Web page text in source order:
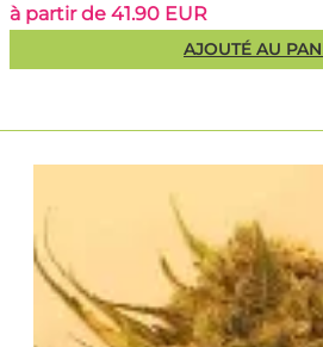
à partir de 41.90 EUR
AJOUTÉ AU